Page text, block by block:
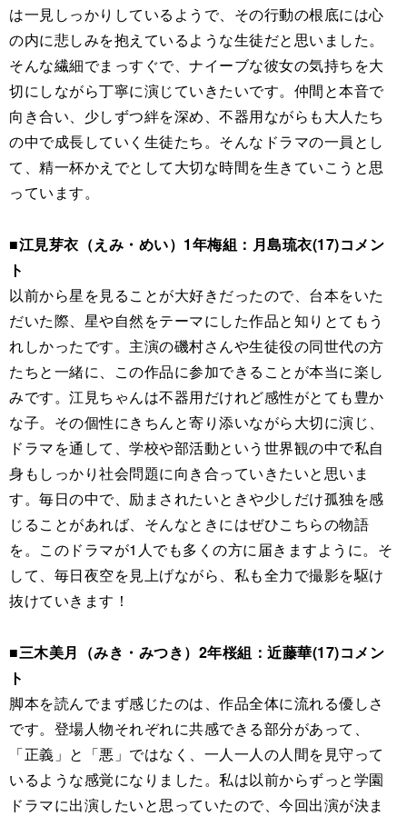
は一見しっかりしているようで、その行動の根底には心
の内に悲しみを抱えているような生徒だと思いました。
そんな繊細でまっすぐで、ナイーブな彼女の気持ちを大
切にしながら丁寧に演じていきたいです。仲間と本音で
向き合い、少しずつ絆を深め、不器用ながらも大人たち
の中で成長していく生徒たち。そんなドラマの一員とし
て、精一杯かえでとして大切な時間を生きていこうと思
っています。
■江見芽衣（えみ・めい）1年梅組：月島琉衣(17)コメン
ト
以前から星を見ることが大好きだったので、台本をいた
だいた際、星や自然をテーマにした作品と知りとてもう
れしかったです。主演の磯村さんや生徒役の同世代の方
たちと一緒に、この作品に参加できることが本当に楽し
みです。江見ちゃんは不器用だけれど感性がとても豊か
な子。その個性にきちんと寄り添いながら大切に演じ、
ドラマを通して、学校や部活動という世界観の中で私自
身もしっかり社会問題に向き合っていきたいと思いま
す。毎日の中で、励まされたいときや少しだけ孤独を感
じることがあれば、そんなときにはぜひこちらの物語
を。このドラマが1人でも多くの方に届きますように。そ
して、毎日夜空を見上げながら、私も全力で撮影を駆け
抜けていきます！
■三木美月（みき・みつき）2年桜組：近藤華(17)コメン
ト
脚本を読んでまず感じたのは、作品全体に流れる優しさ
です。登場人物それぞれに共感できる部分があって、
「正義」と「悪」ではなく、一人一人の人間を見守って
いるような感覚になりました。私は以前からずっと学園
ドラマに出演したいと思っていたので、今回出演が決ま